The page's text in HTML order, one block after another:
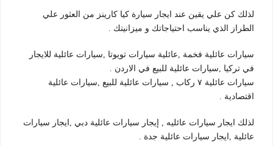
لذلك كن علي يقين عند ايجار سيارة كيا كارينز من العثور علي
الطراز الذي يناسب احتياجاتك و ميزانيتك .
سيارات عائلية فخمة ,عائلية سيارات تويوتا ,سيارات عائلية للايجار
في تركيا ,سيارات عائلية للبيع في الاردن .
سيارات عائلية ٧ ركاب , سيارات عائلية للبيع ,سيارات عائلية
اقتصادية .
لذلك ايجار سيارات عائليه , إيجار سيارات عائلية دبي ,ايجار سيارات
عائلية ,ايجار سيارات عائلية جدة .